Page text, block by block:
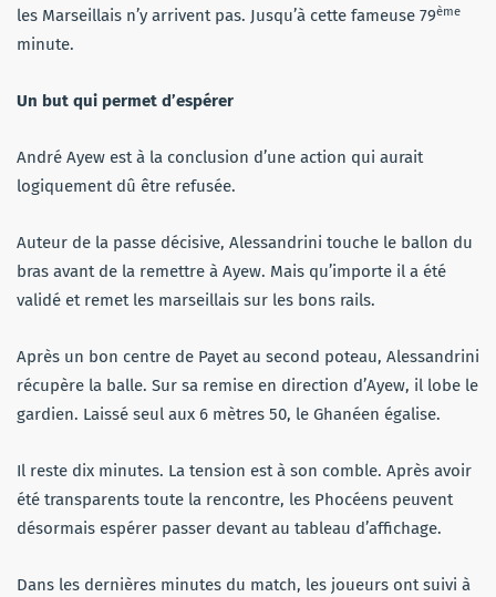
les Marseillais n’y arrivent pas. Jusqu’à cette fameuse 79ème
minute.
Un but qui permet d’espérer
André Ayew est à la conclusion d’une action qui aurait
logiquement dû être refusée.
Auteur de la passe décisive, Alessandrini touche le ballon du
bras avant de la remettre à Ayew. Mais qu’importe il a été
validé et remet les marseillais sur les bons rails.
Après un bon centre de Payet au second poteau, Alessandrini
récupère la balle. Sur sa remise en direction d’Ayew, il lobe le
gardien. Laissé seul aux 6 mètres 50, le Ghanéen égalise.
Il reste dix minutes. La tension est à son comble. Après avoir
été transparents toute la rencontre, les Phocéens peuvent
désormais espérer passer devant au tableau d’affichage.
Dans les dernières minutes du match, les joueurs ont suivi à